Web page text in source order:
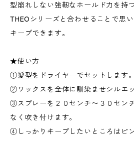
型崩れしない強靭なホールド力を持
THEOシリーズと合わせることで思
キープできます。
★使い方
①髪型をドライヤーでセットします。
②ワックスを全体に馴染ませシルエ
③スプレーを２０センチ〜３０セン
なく吹き付けます。
④しっかりキープしたいところはピ